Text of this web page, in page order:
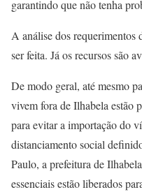
garantindo que não tenha
A análise dos requerimentos
ser feita. Já os recursos são
De modo geral, até mesmo
vivem fora de Ilhabela estão
para evitar a importação do
distanciamento social
Paulo, a prefeitura de
essenciais estão liberados